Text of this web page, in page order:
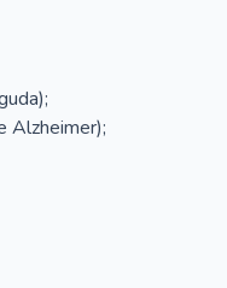
Alzheimer);